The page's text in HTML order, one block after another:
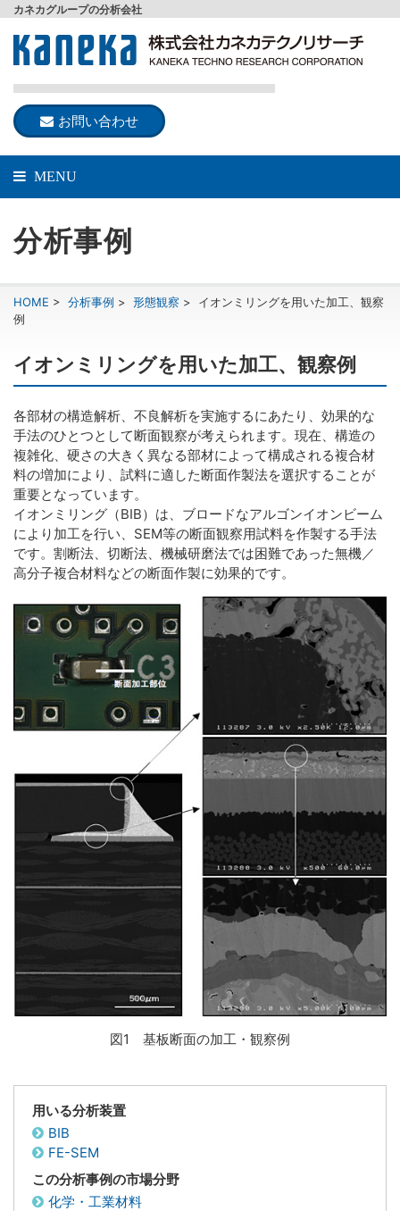
カネカグループの分析会社
お問い合わせ
MENU
分析事例
HOME > 分析事例 > 形態観察 >
イオンミリングを用いた加工、観察
例
イオンミリングを用いた加工、観察例
各部材の構造解析、不良解析を実施するにあたり、効果的な
手法のひとつとして断面観察が考えられます。現在、構造の
複雑化、硬さの大きく異なる部材によって構成される複合材
料の増加により、試料に適した断面作製法を選択することが
重要となっています。
イオンミリング（BIB）は、ブロードなアルゴンイオンビーム
により加工を行い、SEM等の断面観察用試料を作製する手法
です。割断法、切断法、機械研磨法では困難であった無機／
高分子複合材料などの断面作製に効果的です。
図1 基板断面の加工・観察例
用いる分析装置
BIB
FE-SEM
この分析事例の市場分野
化学・工業材料